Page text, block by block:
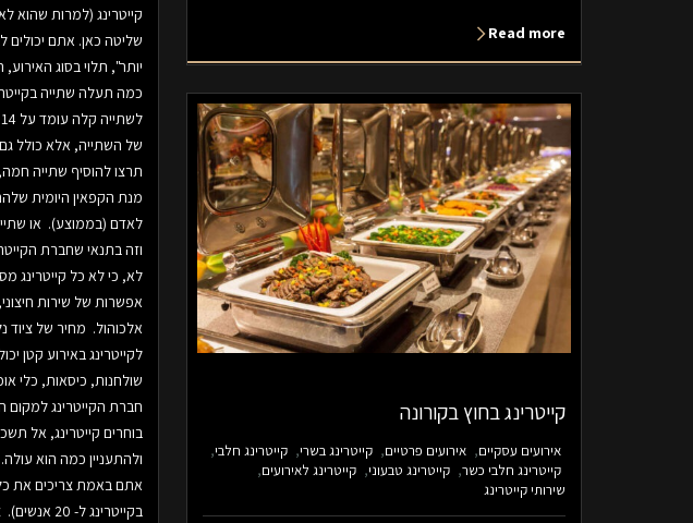
קייטרינג (למרות שהוא
שליטה כאן. אתם יכולים
יותר", תלוי בסוג
של השתייה, אלא כולל גם
תרצו להוסיף שתייה
לאדם (בממוצע). או
וזה בתנאי שחברת
לא, כי לא כל קייטרינג
אפשרות של שירות
אלכוהול. מחיר של ציוד
שולחנות, כיסאות, כלי
חברת הקייטרינג למקום
בוחרים קייטרינג, אל
ולהתעניין כמה הוא
אתם באמת צריכים את
בקייטרינג
Read more
קייטרינג בחוץ בקורונה
אירועים עסקיים אירועים פרטיים קייטרינג בשרי
קייטרינג חלבי
קייטרינג חלבי כשר
קייטרינג טבעוני
קייטרינג לאירועים
שירותי קייטרינג